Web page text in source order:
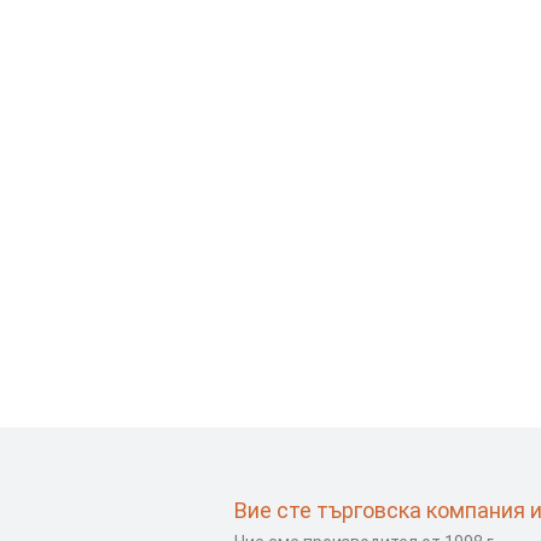
Вие сте търговска компания